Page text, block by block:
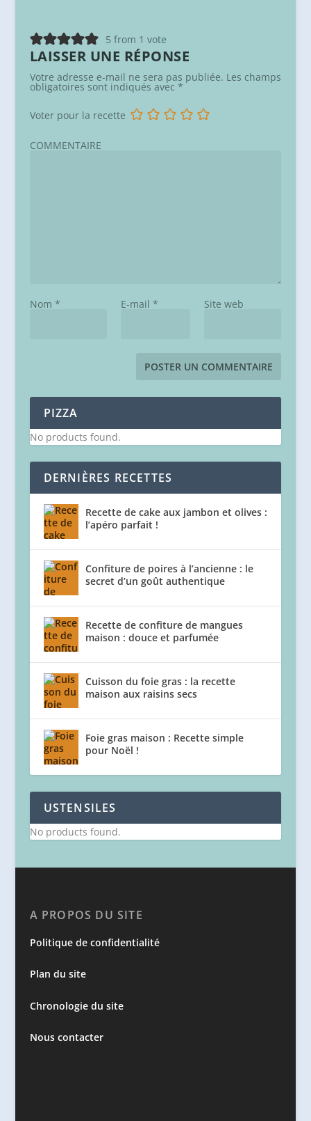
5 from 1 vote
LAISSER UNE RÉPONSE
Votre adresse e-mail ne sera pas publiée. Les champs
obligatoires sont indiqués avec *
Voter pour la recette
COMMENTAIRE
Nom * E-mail * Site web
PIZZA
No products found.
DERNIÈRES RECETTES
Recette de cake aux jambon et olives :
l’apéro parfait !
Confiture de poires à l’ancienne : le
secret d’un goût authentique
Recette de confiture de mangues
maison : douce et parfumée
Cuisson du foie gras : la recette
maison aux raisins secs
Foie gras maison : Recette simple
pour Noël !
USTENSILES
No products found.
A PROPOS DU SITE
Politique de confidentialité
Plan du site
Chronologie du site
Nous contacter